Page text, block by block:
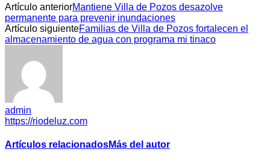
Artículo anteriorMantiene Villa de Pozos desazolve
permanente para prevenir inundaciones
Artículo siguienteFamilias de Villa de Pozos fortalecen el
almacenamiento de agua con programa mi tinaco
admin
https://riodeluz.com
Artículos relacionadosMás del autor